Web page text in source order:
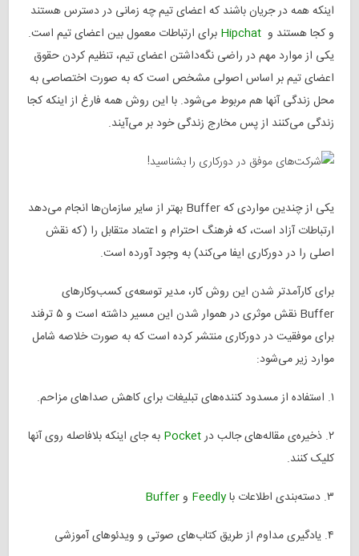
اینکه همه در جریان باشند که اعضای تیم چه زمانی در دسترس هستند
و کجا هستند وHipchat برای ارتباطات معمول بین اعضای تیم است.
یکی از موارد مهم در راضی نگه‌داشتن اعضای تیم، تنظیم کردن حقوق
اعضای تیم بر اساس اصولی مشخص است که به صورت اختصاصی به
محل زندگی آنها هم مربوط می‌شود. با این روش همه فارغ از اینکه کجا
زندگی می‌کنند از پس مخارج زندگی‌ خود بر می‌آیند.
یکی از چندین مواردی که Buffer بهتر از سایر سازمان‌ها انجام می‌دهد
ارتباطات آزاد است، که فرهنگ احترام و اعتماد متقابل را (که نقش
اصلی را در دورکاری ایفا می‌کند) به وجود آورده است.
برای کارآمدتر شدن این روش کار، مدیر توسعه‌ی کسب‌وکارهای
Buffer نقش موثری در هموار شدن این مسیر داشته است و ۵ ترفند
برای موفقیت در دورکاری منتشر کرده است که به صورت خلاصه شامل
موارد زیر می‌شود:
۱. استفاده از مسدود کننده‌های تبلیغات برای کاهش صداهای مزاحم.
۲. ذخیره‌ی مقاله‌های جالب در
Pocket به جای اینکه بلافاصله روی آنها
کلیک کنند.
۳. دسته‌بندی اطلاعات با
Feedly وBuffer
۴. یادگیری مداوم از طریق کتاب‌های صوتی و ویدئوهای آموزشی